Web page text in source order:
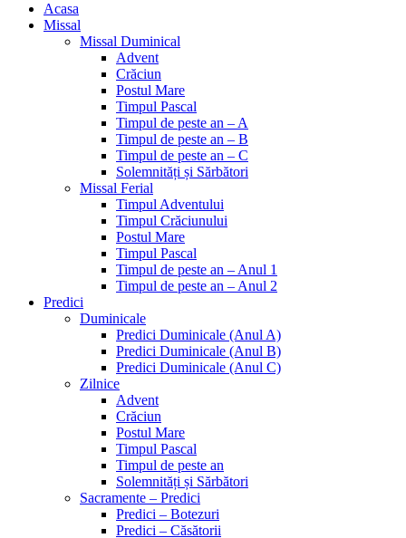
Acasa
Missal
Missal Duminical
Advent
Crăciun
Postul Mare
Timpul Pascal
Timpul de peste an – A
Timpul de peste an – B
Timpul de peste an – C
Solemnități și Sărbători
Missal Ferial
Timpul Adventului
Timpul Crăciunului
Postul Mare
Timpul Pascal
Timpul de peste an – Anul 1
Timpul de peste an – Anul 2
Predici
Duminicale
Predici Duminicale (Anul A)
Predici Duminicale (Anul B)
Predici Duminicale (Anul C)
Zilnice
Advent
Crăciun
Postul Mare
Timpul Pascal
Timpul de peste an
Solemnități și Sărbători
Sacramente – Predici
Predici – Botezuri
Predici – Căsătorii